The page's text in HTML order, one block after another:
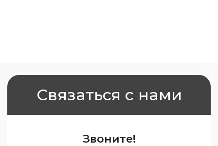
Связаться с нами
Звоните!